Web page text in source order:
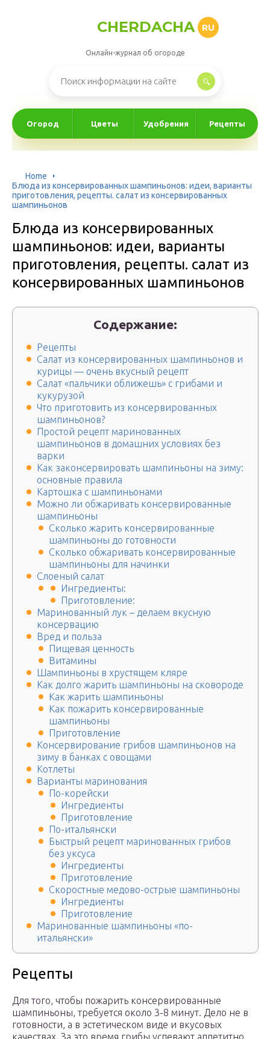
CHERDACHA RU
Онлайн-журнал об огороде
Огород Цветы Удобрения Рецепты
Home
Блюда из консервированных шампиньонов: идеи, варианты
приготовления, рецепты. салат из консервированных
шампиньонов
Блюда из консервированных
шампиньонов: идеи, варианты
приготовления, рецепты. салат из
консервированных шампиньонов
Содержание:
Рецепты
Салат из консервированных шампиньонов и
курицы — очень вкусный рецепт
Салат «пальчики оближешь» с грибами и
кукурузой
Что приготовить из консервированных
шампиньонов?
Простой рецепт маринованных
шампиньонов в домашних условиях без
варки
Как законсервировать шампиньоны на зиму:
основные правила
Картошка с шампиньонами
Можно ли обжаривать консервированные
шампиньоны
Сколько жарить консервированные
шампиньоны до готовности
Сколько обжаривать консервированные
шампиньоны для начинки
Слоеный салат
Ингредиенты:
Приготовление:
Маринованный лук – делаем вкусную
консервацию
Вред и польза
Пищевая ценность
Витамины
Шампиньоны в хрустящем кляре
Как долго жарить шампиньоны на сковороде
Как жарить шампиньоны
Как пожарить консервированные
шампиньоны
Приготовление
Консервирование грибов шампиньонов на
зиму в банках с овощами
Котлеты
Варианты маринования
По-корейски
Ингредиенты
Приготовление
По-итальянски
Быстрый рецепт маринованных грибов
без уксуса
Ингредиенты
Приготовление
Скоростные медово-острые шампиньоны
Ингредиенты
Приготовление
Маринованные шампиньоны «по-
итальянски»
Рецепты
Для того, чтобы пожарить консервированные
шампиньоны, требуется около 3-8 минут. Дело не в
готовности, а в эстетическом виде и вкусовых
качествах. За это время грибы успевают аппетитно